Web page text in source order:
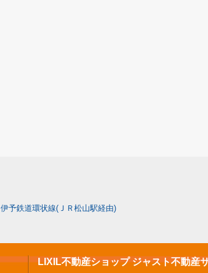
伊予鉄道環状線(ＪＲ松山駅経由)
LIXIL不動産ショップ ジャスト不動産